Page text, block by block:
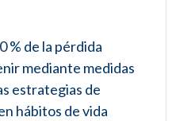
% de la pérdida
mediante medidas
estrategias de
hábitos de vida